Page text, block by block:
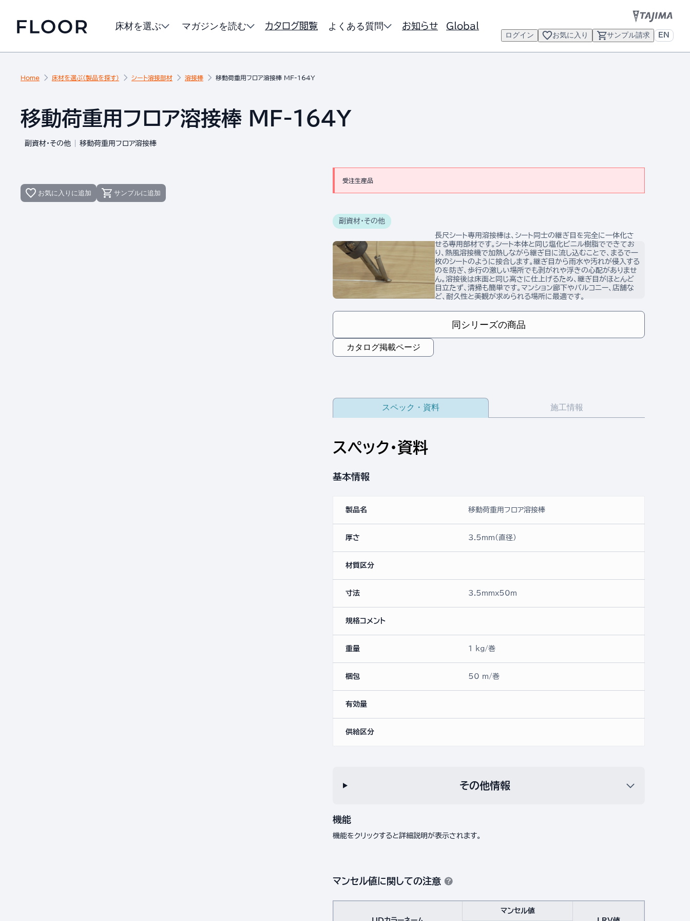
床材を選ぶ マガジンを読む カタログ閲覧 よくある質問 お知らせ Global
ログイン お気に入り サンプル請求 EN
Home 床材を選ぶ（製品を探す） シート溶接部材 溶接棒 移動荷重用フロア溶接棒 MF-164Y
移動荷重用フロア溶接棒 MF-164Y
副資材・その他 移動荷重用フロア溶接棒
お気に入りに追加 サンプルに追加
受注生産品
副資材・その他
長尺シート専用溶接棒は、シート同士の継ぎ目を完全に一体化さ
せる専用部材です。シート本体と同じ塩化ビニル樹脂でできてお
り、熱風溶接機で加熱しながら継ぎ目に流し込むことで、まるで一
枚のシートのように接合します。継ぎ目から雨水や汚れが侵入する
のを防ぎ、歩行の激しい場所でも剥がれや浮きの心配がありませ
ん。溶接後は床面と同じ高さに仕上げるため、継ぎ目がほとんど
目立たず、清掃も簡単です。マンション廊下やバルコニー、店舗な
ど、耐久性と美観が求められる場所に最適です。
同シリーズの商品
カタログ掲載ページ
スペック・資料 施工情報
スペック・資料
基本情報
製品名 移動荷重用フロア溶接棒
厚さ 3.5mm(直径)
材質区分
寸法 3.5mmx50ｍ
規格コメント
重量 1 kg/巻
梱包 50 m/巻
有効量
供給区分
その他情報
機能
機能をクリックすると詳細説明が表示されます。
マンセル値に関しての注意
マンセル値